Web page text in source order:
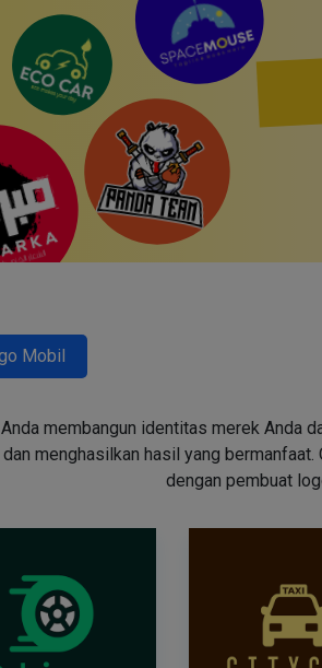
Mobil
membangun identitas merek Anda
menghasilkan hasil yang
dengan pembuat